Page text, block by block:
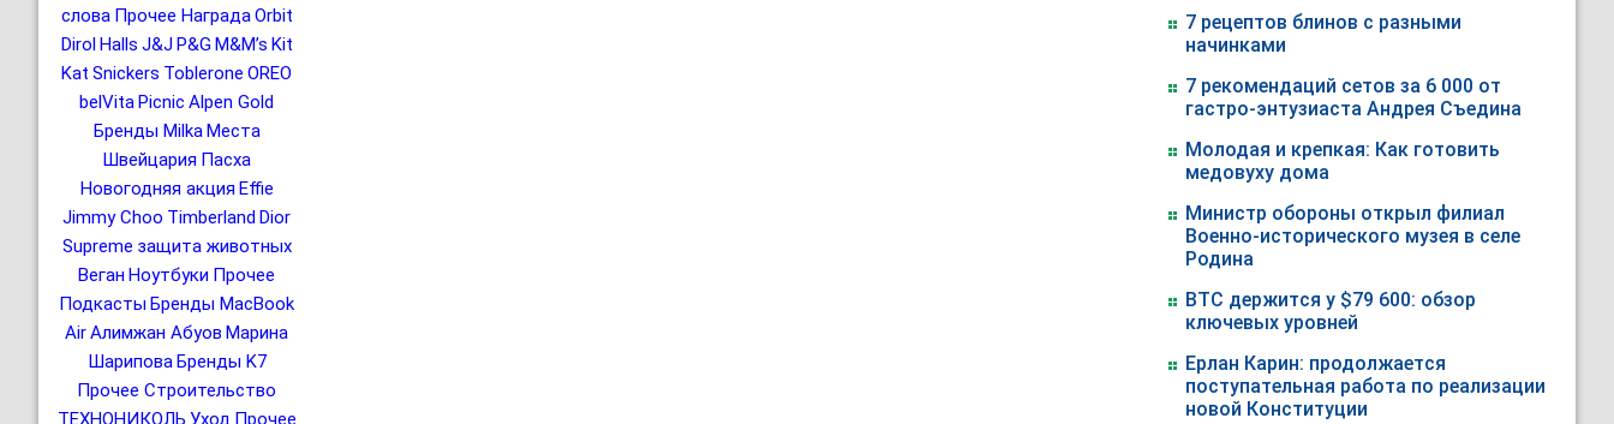
слова Прочее НаградаOrbit
Dirol Halls J&J P&G M&M’s Kit
Kat Snickers Toblerone OREO
belVita Picnic Alpen Gold
Бренды Milka Места
Швейцария Пасха
Новогодняя акция Effie
Jimmy Choo Timberland Dior
Supreme защита животных
Веган Ноутбуки Прочее
Подкасты Бренды MacBook
AirАлимжан Абуов Марина
Шарипова Бренды K7
Прочее Строительство
7 рецептов блинов с разными
начинками
7 рекомендаций сетов за 6 000 от
гастро-энтузиаста Андрея Съедина
Молодая и крепкая: Как готовить
медовуху дома
Министр обороны открыл филиал
Военно-исторического музея в селе
Родина
BTC держится у $79 600: обзор
ключевых уровней
Ерлан Карин: продолжается
поступательная работа по реализации
новой Конституции